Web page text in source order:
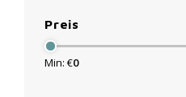
Preis
Min: €0